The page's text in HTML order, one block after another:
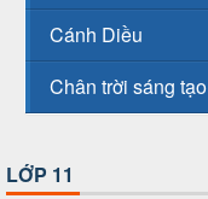
Cánh Diều
Chân trời sáng tạo
LỚP 11